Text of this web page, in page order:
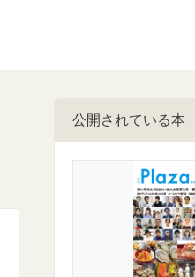
公開されている本